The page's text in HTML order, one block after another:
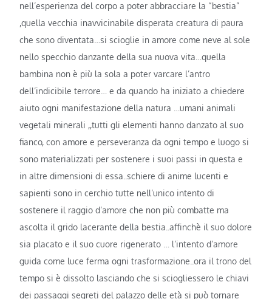
nell’esperienza del corpo a poter abbracciare la “bestia”
,quella vecchia inavvicinabile disperata creatura di paura
che sono diventata…si scioglie in amore come neve al sole
nello specchio danzante della sua nuova vita…quella
bambina non è più la sola a poter varcare l’antro
dell’indicibile terrore… e da quando ha iniziato a chiedere
aiuto ogni manifestazione della natura …umani animali
vegetali minerali ,,tutti gli elementi hanno danzato al suo
fianco, con amore e perseveranza da ogni tempo e luogo si
sono materializzati per sostenere i suoi passi in questa e
in altre dimensioni di essa..schiere di anime lucenti e
sapienti sono in cerchio tutte nell’unico intento di
sostenere il raggio d’amore che non più combatte ma
ascolta il grido lacerante della bestia..affinchè il suo dolore
sia placato e il suo cuore rigenerato … l’intento d’amore
guida come luce ferma ogni trasformazione..ora il trono del
tempo si è dissolto lasciando che si sciogliessero le chiavi
dei passaggi segreti del palazzo delle età si può tornare